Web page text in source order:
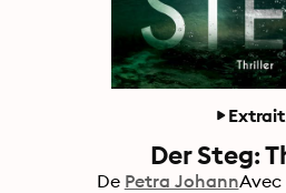
Extrait
Der Steg:
De Petra JohannAvec